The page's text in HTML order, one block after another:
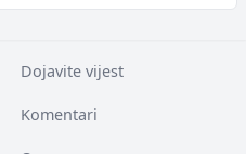
Dojavite vijest
Komentari